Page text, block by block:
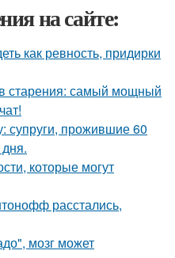
на сайте:
как ревность, придирки
старения: самый мощный
супруги, прожившие 60
которые могут
расстались,
мозг может